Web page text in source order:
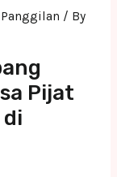
/ By
Pijat